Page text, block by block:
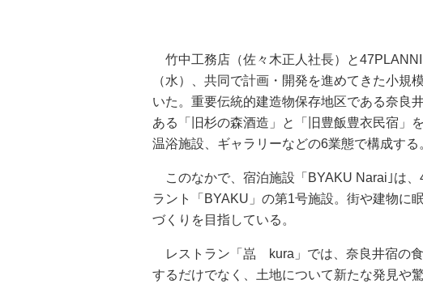
竹中工務店（佐々木正人社長）と
（水）、共同で計画・開発を進めてきた小規
いた。重要伝統的建造物保存地区である奈良
ある「旧杉の森酒造」と「旧豊飯豊衣民宿」
温浴施設、ギャラリーなどの6業態で構成する
このなかで、宿泊施設「BYAKU Narai｣は
ラント「BYAKU」の第1号施設。街や建物に
づくりを目指している。
レストラン「嵓 kura」では、奈良井宿の
するだけでなく、土地について新たな発見や